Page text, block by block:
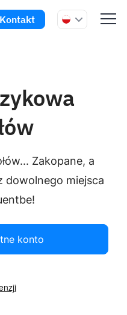
Kontakt
Zakopane, a
dowolnego miejsca
konto